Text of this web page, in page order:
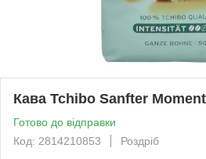
Кава Tchibo Sanfter
Готово до відправки
Код: 2814210853
Роздріб